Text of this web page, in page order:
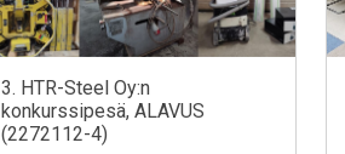
3. HTR-Steel Oy:n
konkurssipesä, ALAVUS
(2272112-4)